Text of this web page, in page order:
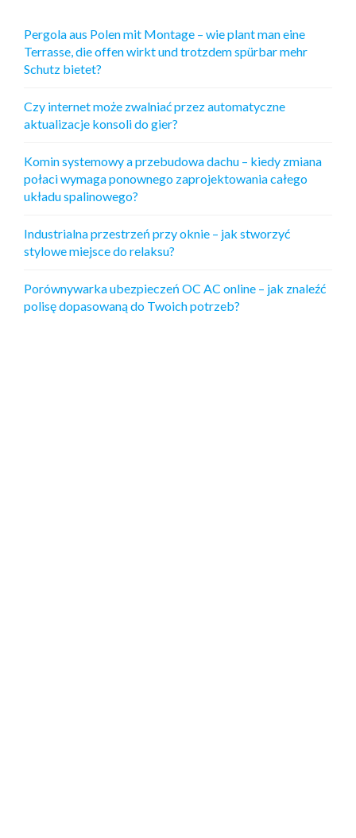
Pergola aus Polen mit Montage – wie plant man eine
Terrasse, die offen wirkt und trotzdem spürbar mehr
Schutz bietet?
Czy internet może zwalniać przez automatyczne
aktualizacje konsoli do gier?
Komin systemowy a przebudowa dachu – kiedy zmiana
połaci wymaga ponownego zaprojektowania całego
układu spalinowego?
Industrialna przestrzeń przy oknie – jak stworzyć
stylowe miejsce do relaksu?
Porównywarka ubezpieczeń OC AC online – jak znaleźć
polisę dopasowaną do Twoich potrzeb?